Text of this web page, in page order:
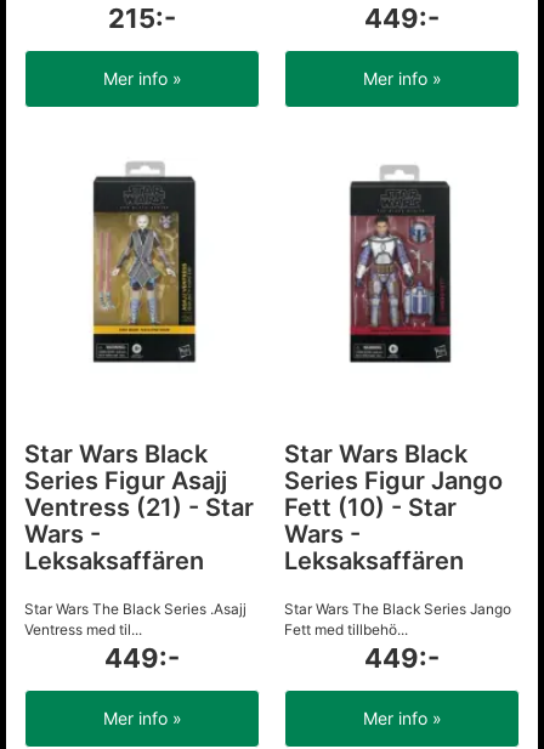
215:-
Mer info »
449:-
Mer info »
Star Wars Black
Series Figur Asajj
Ventress (21) - Star
Wars -
Leksaksaffären
Star Wars The Black Series .Asajj
Ventress med til...
449:-
Mer info »
Star Wars Black
Series Figur Jango
Fett (10) - Star
Wars -
Leksaksaffären
Star Wars The Black Series Jango
Fett med tillbehö...
449:-
Mer info »